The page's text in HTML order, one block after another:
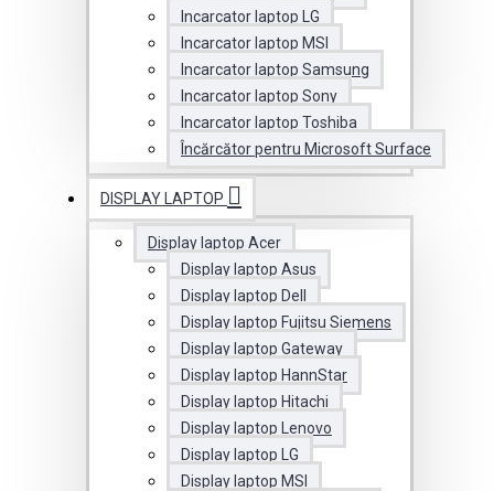
Incarcator laptop LG
Incarcator laptop MSI
Incarcator laptop Samsung
Incarcator laptop Sony
Incarcator laptop Toshiba
Încărcător pentru Microsoft Surface
DISPLAY LAPTOP
Display laptop Acer
Display laptop Asus
Display laptop Dell
Display laptop Fujitsu Siemens
Display laptop Gateway
Display laptop HannStar
Display laptop Hitachi
Display laptop Lenovo
Display laptop LG
Display laptop MSI